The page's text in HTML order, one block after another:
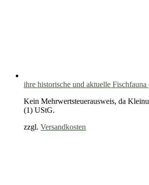
ihre historische und aktuelle
Kein Mehrwertsteuerausweis, da
(1) UStG.
zzgl. Versandkosten